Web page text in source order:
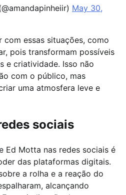
May 30,
essas situações, como
pois transformam possíveis
e criatividade. Isso não
com o público, mas
uma atmosfera leve e
sociais
Ed Motta nas redes sociais é
das plataformas digitais.
a rolha e a reação do
alcançando